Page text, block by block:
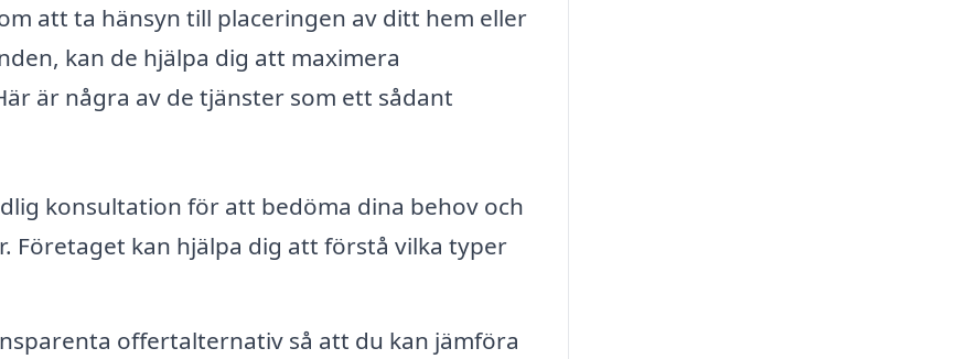
att ta hänsyn till placeringen av ditt hem eller
kan de hjälpa dig att maximera
är några av de tjänster som ett sådant
konsultation för att bedöma dina behov och
Företaget kan hjälpa dig att förstå vilka typer
offertalternativ så att du kan jämföra